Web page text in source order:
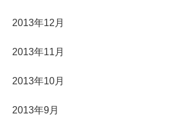
2013年12月
2013年11月
2013年10月
2013年9月